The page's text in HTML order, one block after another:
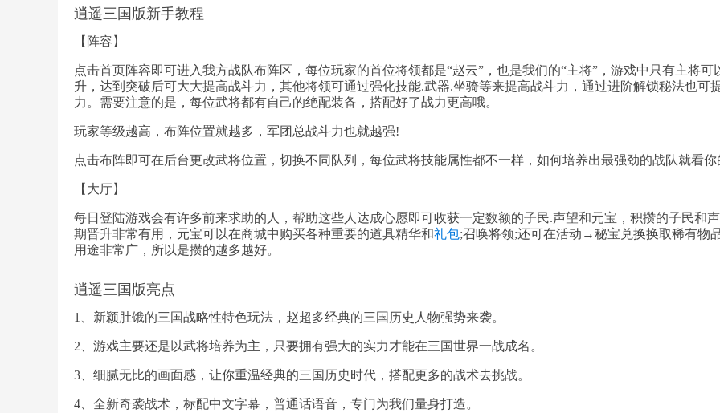
逍遥三国版新手教程
【阵容】
点击首页阵容即可进入我方战队布阵区，每位玩家的首位将领都是“赵云”，也是我们的“主将”，游戏中只有主将可
升，达到突破后可大大提高战斗力，其他将领可通过强化技能.武器.坐骑等来提高战斗力，通过进阶解锁秘法也可
力。需要注意的是，每位武将都有自己的绝配装备，搭配好了战力更高哦。
玩家等级越高，布阵位置就越多，军团总战斗力也就越强!
点击布阵即可在后台更改武将位置，切换不同队列，每位武将技能属性都不一样，如何培养出最强劲的战队就看
【大厅】
每日登陆游戏会有许多前来求助的人，帮助这些人达成心愿即可收获一定数额的子民.声望和元宝，积攒的子民和
期晋升非常有用，元宝可以在商城中购买各种重要的道具精华和礼包;召唤将领;还可在活动→秘宝兑换换取稀有物
用途非常广，所以是攒的越多越好。
逍遥三国版亮点
1、新颖肚饿的三国战略性特色玩法，赵超多经典的三国历史人物强势来袭。
2、游戏主要还是以武将培养为主，只要拥有强大的实力才能在三国世界一战成名。
3、细腻无比的画面感，让你重温经典的三国历史时代，搭配更多的战术去挑战。
4、全新奇袭战术，标配中文字幕，普通话语音，专门为我们量身打造。